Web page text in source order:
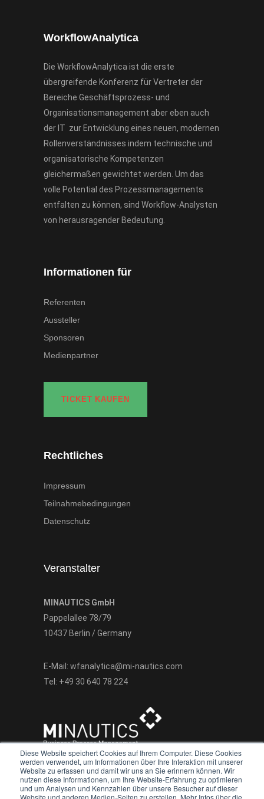
Diese Website speichert Cookies auf Ihrem Computer. Diese Cookies
werden verwendet, um Informationen über Ihre Interaktion mit unserer
Website zu erfassen und damit wir uns an Sie erinnern können. Wir
nutzen diese Informationen, um Ihre Website-Erfahrung zu optimieren
und um Analysen und Kennzahlen über unsere Besucher auf dieser
Website und anderen Medien-Seiten zu erstellen. Mehr Infos über die
WorkflowAnalytica
Die WorkflowAnalytica ist die erste
übergreifende Konferenz für Vertreter der
Bereiche Geschäftsprozess- und
Organisationsmanagement aber eben auch
der IT zur Entwicklung eines neuen, modernen
Rollenverständnisses indem technische und
organisatorische Kompetenzen
gleichermaßen gewichtet werden. Um das
volle Potential des Prozessmanagements
entfalten zu können, sind Workflow-Analysten
von herausragender Bedeutung.
Informationen für
Referenten
Aussteller
Sponsoren
Medienpartner
TICKET KAUFEN
Rechtliches
Impressum
Teilnahmebedingungen
Datenschutz
Veranstalter
MINAUTICS GmbH
Pappelallee 78/79
10437 Berlin / Germany
E-Mail: wfanalytica@mi-nautics.com
Tel: +49 30 640 78 224